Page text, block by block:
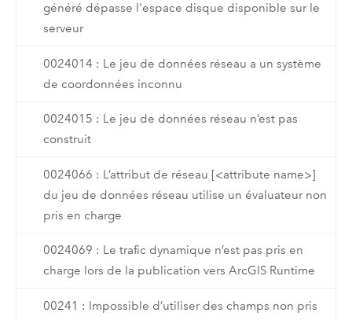
généré dépasse l'espace disque disponible sur le
serveur
0024014 : Le jeu de données réseau a un système
de coordonnées inconnu
0024015 : Le jeu de données réseau n’est pas
construit
0024066 : L’attribut de réseau [<attribute name>]
du jeu de données réseau utilise un évaluateur non
pris en charge
0024069 : Le trafic dynamique n’est pas pris en
charge lors de la publication vers ArcGIS Runtime
00241 : Impossible d’utiliser des champs non pris